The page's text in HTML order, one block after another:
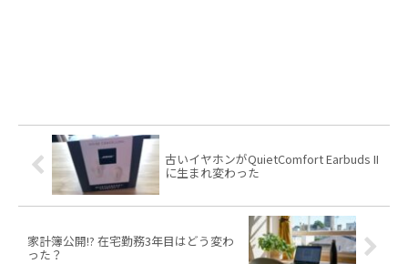
古いイヤホンがQuietComfort Earbuds II
に生まれ変わった
家計簿公開!? 在宅勤務3年目はどう変わ
った？